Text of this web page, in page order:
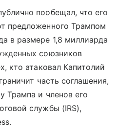
пообещал, что его
предложенного Трампом
в размере 1,8 миллиарда
союзников
кто атаковал Капитолий
часть соглашения,
Трампа и членов его
службы (IRS),